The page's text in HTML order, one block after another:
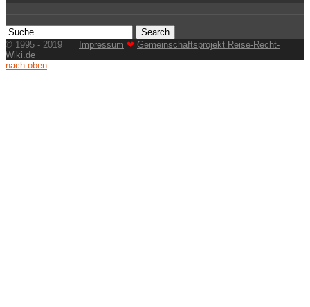
© 1995 - 2019 Impressum ❤ Gemeinschaftsprojekt Reise-Recht-
Wiki.de
nach oben